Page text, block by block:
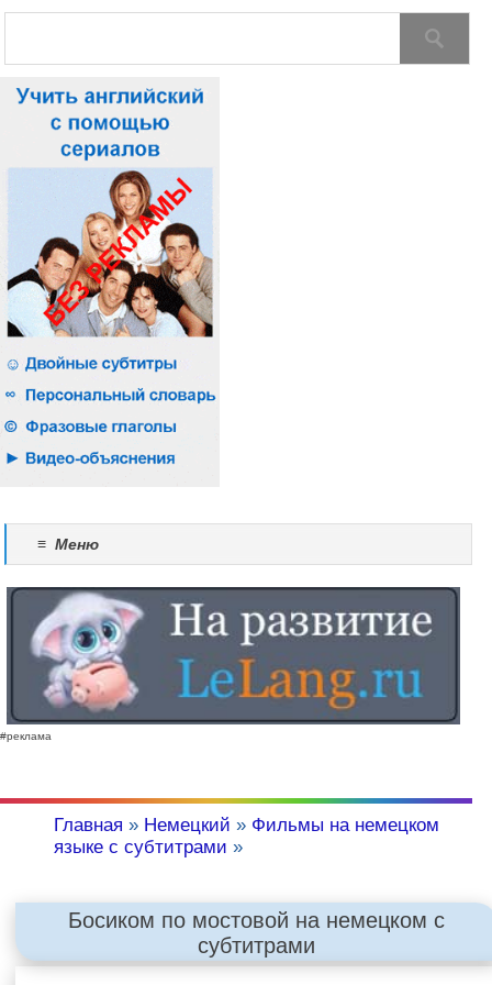
≡ Меню
#реклама
Главная » Немецкий » Фильмы на немецком
языке с субтитрами »
Босиком по мостовой на немецком с
субтитрами